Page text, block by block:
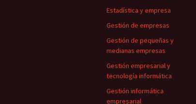
Estadística y empresa
Gestión de empresas
Gestión de pequeñas y
medianas empresas
Gestión empresarial y
tecnología informática
Gestión informática
empresarial